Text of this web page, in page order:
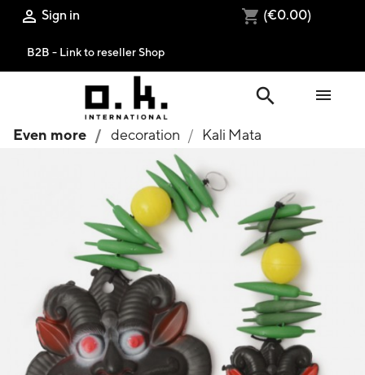
 Sign in shopping_cart (€0.00)
B2B - Link to reseller Shop
search 
Even more decoration Kali Mata